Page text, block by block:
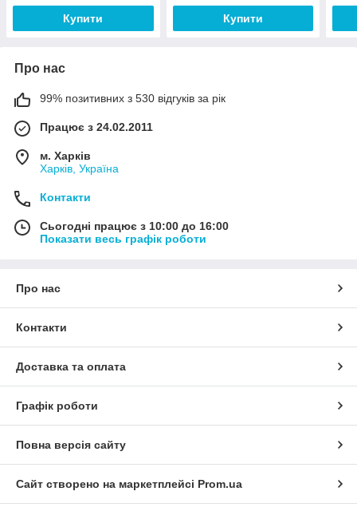
Купити Купити
Про нас
99% позитивних з 530 відгуків за рік
Працює з 24.02.2011
м. Харків
Харків, Україна
Контакти
Сьогодні працює з 10:00 до 16:00
Показати весь графік роботи
Про нас
Контакти
Доставка та оплата
Графік роботи
Повна версія сайту
Сайт створено на маркетплейсі Prom.ua